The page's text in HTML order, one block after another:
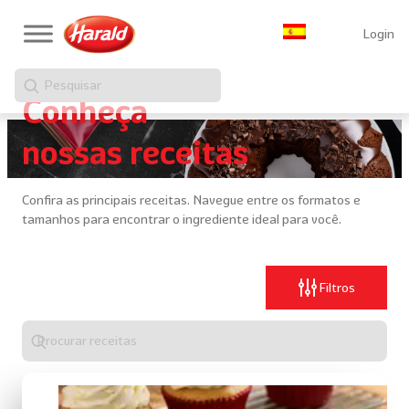
Login
Pesquisar
Conheça
nossas receitas
Confira as principais receitas. Navegue entre os formatos e
tamanhos para encontrar o ingrediente ideal para você.
Filtros
Digite
algo
para
realizar